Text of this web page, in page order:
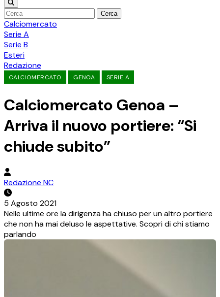
Cerca
Calciomercato
Serie A
Serie B
Esteri
Redazione
CALCIOMERCATO GENOA SERIE A
Calciomercato Genoa –
Arriva il nuovo portiere: “Si
chiude subito”
Redazione NC
5 Agosto 2021
Nelle ultime ore la dirigenza ha chiuso per un altro portiere
che non ha mai deluso le aspettative. Scopri di chi stiamo
parlando